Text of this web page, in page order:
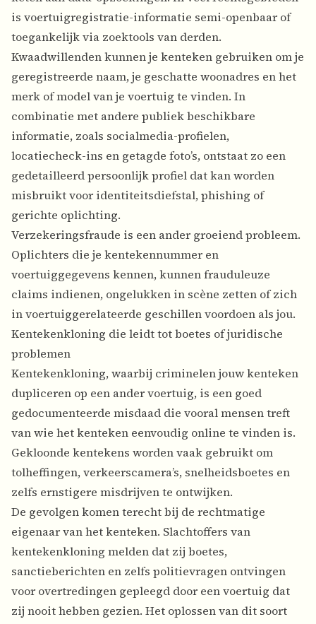
is voertuigregistratie-informatie semi-openbaar of
toegankelijk via zoektools van derden.
Kwaadwillenden kunnen je kenteken gebruiken om je
geregistreerde naam, je geschatte woonadres en het
merk of model van je voertuig te vinden. In
combinatie met andere publiek beschikbare
informatie, zoals socialmedia-profielen,
locatiecheck-ins en getagde foto’s, ontstaat zo een
gedetailleerd persoonlijk profiel dat kan worden
misbruikt voor identiteitsdiefstal, phishing of
gerichte oplichting.
Verzekeringsfraude is een ander groeiend probleem.
Oplichters die je kentekennummer en
voertuiggegevens kennen, kunnen frauduleuze
claims indienen, ongelukken in scène zetten of zich
in voertuiggerelateerde geschillen voordoen als jou.
Kentekenkloning die leidt tot boetes of juridische
problemen
Kentekenkloning, waarbij criminelen jouw kenteken
dupliceren op een ander voertuig, is een goed
gedocumenteerde misdaad die vooral mensen treft
van wie het kenteken eenvoudig online te vinden is.
Gekloonde kentekens worden vaak gebruikt om
tolheffingen, verkeerscamera’s, snelheidsboetes en
zelfs ernstigere misdrijven te ontwijken.
De gevolgen komen terecht bij de rechtmatige
eigenaar van het kenteken. Slachtoffers van
kentekenkloning melden dat zij boetes,
sanctieberichten en zelfs politievragen ontvingen
voor overtredingen gepleegd door een voertuig dat
zij nooit hebben gezien. Het oplossen van dit soort